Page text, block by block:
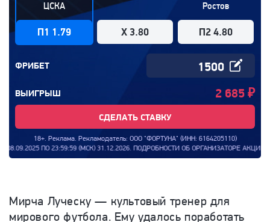
ЦСКА
П1 1.79 X 3.80
Ростов
П2 4.80
ФРИБЕТ
ВЫИГРЫШ 2 685 ₽
СДЕЛАТЬ СТАВКУ
18+. Реклама. Рекламодатель: ООО "ФОРТУНА" (ИНН: 6164205110)
ПОДРОБНОСТИ ОБ ОРГАНИЗАТОРЕ АКЦИИ, О ПРАВИЛАХ ЕЕ
Мирча Луческу — культовый тренер для
мирового футбола. Ему удалось поработать